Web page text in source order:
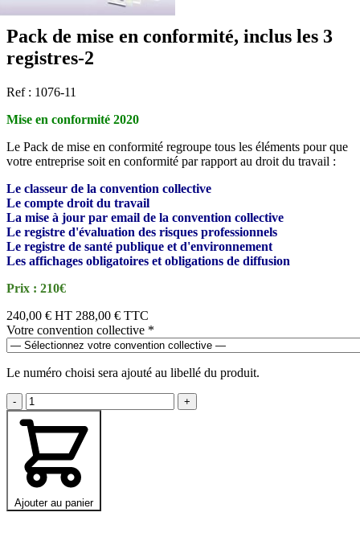
Pack de mise en conformité, inclus les 3
registres-2
Ref : 1076-11
Mise en conformité 2020
Le Pack de mise en conformité regroupe tous les éléments pour que
votre entreprise soit en conformité par rapport au droit du travail :
Le classeur de la convention collective
Le compte droit du travail
La mise à jour par email de la convention collective
Le registre d'évaluation des risques professionnels
Le registre de santé publique et d'environnement
Les affichages obligatoires et obligations de diffusion
Prix : 210€
240,00 € HT 288,00 € TTC
Votre convention collective *
Le numéro choisi sera ajouté au libellé du produit.
- +
Ajouter au panier